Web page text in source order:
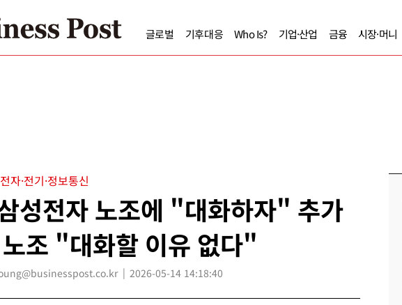
글로벌 기후대응 Who Is? 기업·산업 금융 시장·머니
전자·전기·정보통신
성전자 노조에 "대화하자" 추가
조 "대화할 이유 없다"
2026-05-14 14:18:40